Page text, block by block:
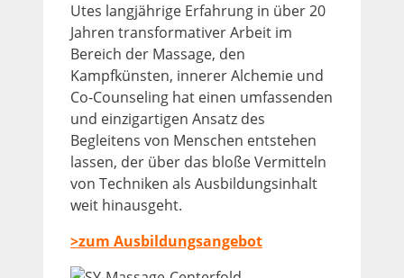
Utes langjährige Erfahrung in über 20
Jahren transformativer Arbeit im
Bereich der Massage, den
Kampfkünsten, innerer Alchemie und
Co-Counseling hat einen umfassenden
und einzigartigen Ansatz des
Begleitens von Menschen entstehen
lassen, der über das bloße Vermitteln
von Techniken als Ausbildungsinhalt
weit hinausgeht.
>zum Ausbildungsangebot